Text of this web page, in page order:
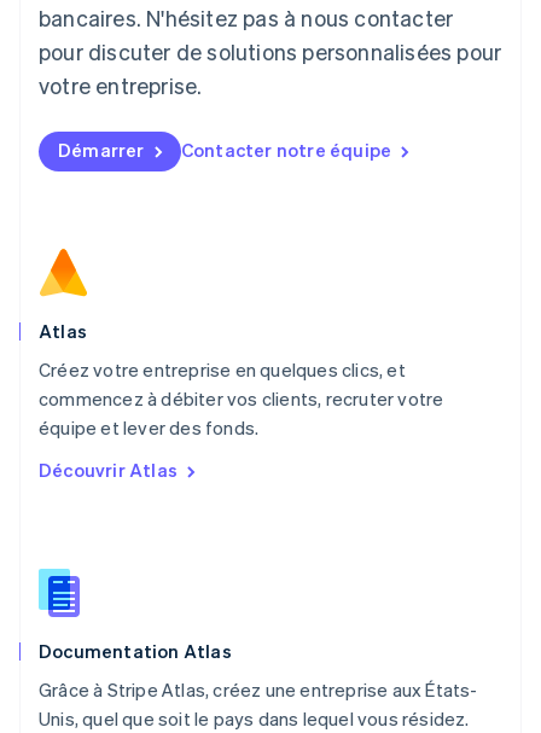
bancaires. N'hésitez pas à nous contacter
pour discuter de solutions personnalisées pour
votre entreprise.
Démarrer Contacter notre équipe
Atlas
Créez votre entreprise en quelques clics, et
commencez à débiter vos clients, recruter votre
équipe et lever des fonds.
Découvrir Atlas
Documentation Atlas
Grâce à Stripe Atlas, créez une entreprise aux États-
Unis, quel que soit le pays dans lequel vous résidez.
Lituanie
Luxembourg
FrançaisDeutschEnglish
English简体中文
Malte
English
Nouvelle-Zélande
English
NederlandsEnglish
Pologne
English
PortuguêsEnglish
English
Roumanie
Royaume-Uni
Singapour
English简体中文